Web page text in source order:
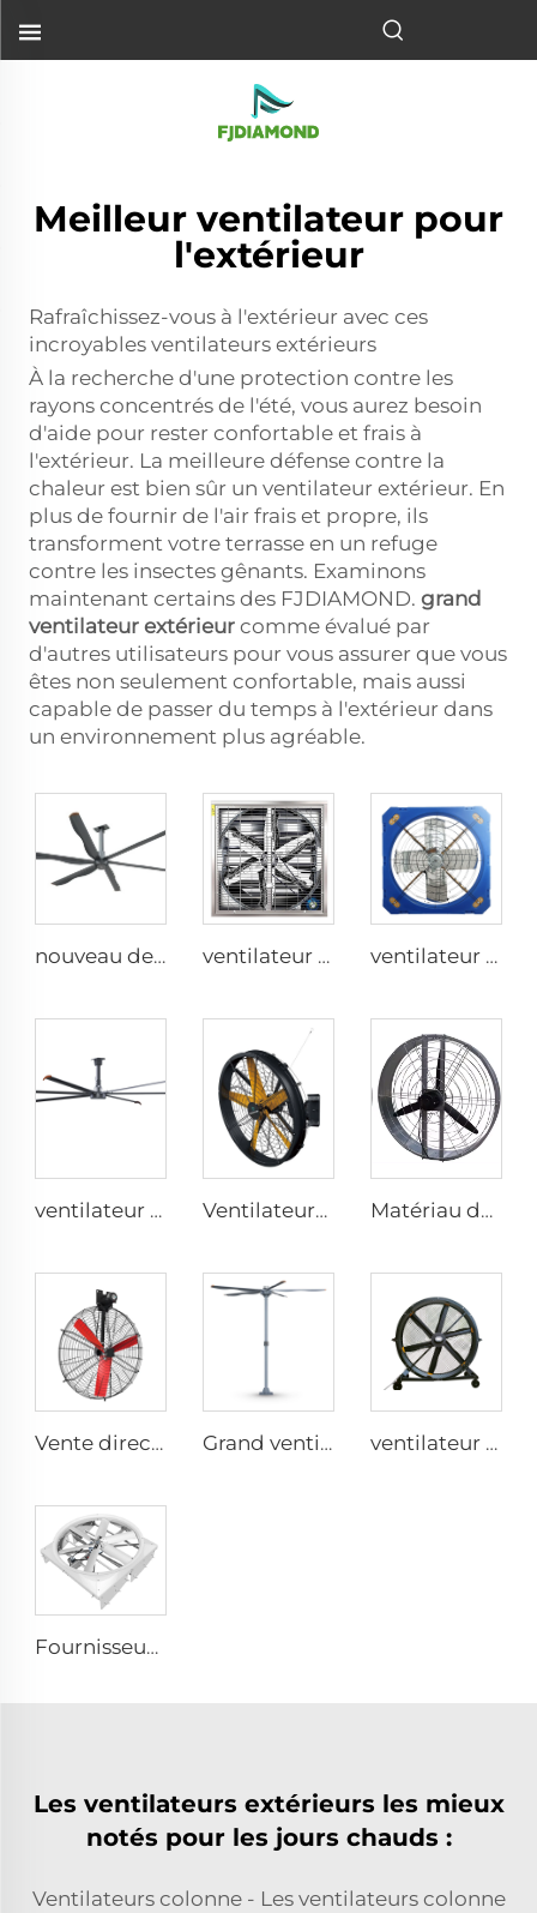
Meilleur ventilateur pour
l'extérieur
Rafraîchissez-vous à l'extérieur avec ces
incroyables ventilateurs extérieurs
À la recherche d'une protection contre les
rayons concentrés de l'été, vous aurez besoin
d'aide pour rester confortable et frais à
l'extérieur. La meilleure défense contre la
chaleur est bien sûr un ventilateur extérieur. En
plus de fournir de l'air frais et propre, ils
transforment votre terrasse en un refuge
contre les insectes gênants. Examinons
maintenant certains des FJDIAMOND. grand
ventilateur extérieur comme évalué par
d'autres utilisateurs pour vous assurer que vous
êtes non seulement confortable, mais aussi
capable de passer du temps à l'extérieur dans
un environnement plus agréable.
nouveau design de ventilateur plafond commercial à 6 pales avec moteur AC ventilateur mural industriel de 1530 mm en acier galvanisé inoxydable pour étable à vaches ventilateur de serre de 1,2 m pour le bâtiment d'élevage de bétail et l'extraction laitière
ventilateur industriel électrique de 7,3 m 24 pieds grand ventilateur HVLS pour fermes et entrepôts Ventilateurs industriels à haute vitesse fixés au mur de grande qualité avec moteur 220V pour usines, restaurants, fermes et hôtels Matériau durable grand volume prix usine haute qualité ventilateur rond mural de 950 mm pour étables
Vente directe d'usine Ventilateur de refroidissement avec pales en nylon pour étables laitières et maisons d'élevage de vaches, ventilateurs industriels de ventilation Grand ventilateur géant de 16ft 5m avec moteur PMSM, type ventilateur OEM à grand volume et faible vitesse ventilateur sur pied silencieux 2000 mm 80 pouces 220V/380V en aluminium pour maison, usines et restaurants
Fournisseur d'usine, ventilateurs de circulation de 72 pouces, système d'aération économique pour bâtiment à bétail, extracteurs de toit
Les ventilateurs extérieurs les mieux
notés pour les jours chauds :
Ventilateurs colonne - Les ventilateurs colonne